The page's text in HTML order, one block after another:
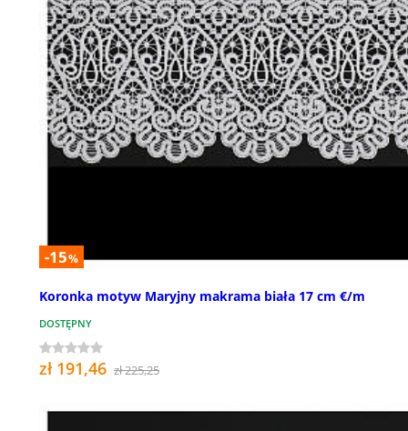
-15%
Koronka motyw Maryjny makrama biała 17 cm €/m
DOSTĘPNY
zł 191,46 zł 225,25